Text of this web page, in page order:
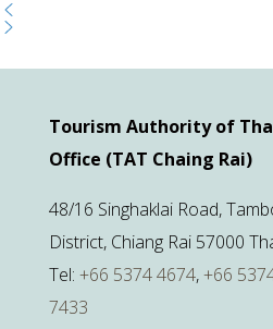
Tourism Authority of
Office (TAT Chaing Rai)
48/16 Singhaklai Road,
District, Chiang Rai 57000
Tel: +66 5374 4674,+66
7433